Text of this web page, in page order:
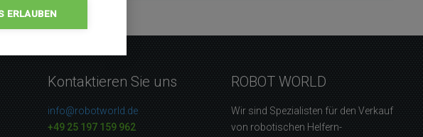
Kontaktieren Sie uns
info@robotworld.de
+49 25 197 159 962
ROBOT WORLD
Wir sind Spezialisten für den Verkauf
von robotischen Helfern-
ERLAUBEN